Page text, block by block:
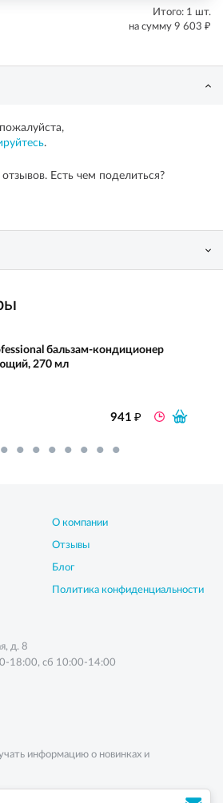
Итого: 1 шт.
на сумму 9 603 ₽
.
Есть чем поделиться?
бальзам-кондиционер
270 мл
941₽
О компании
Отзывы
Блог
Политика конфиденциальности
д. 8
18:00, сб 10:00-14:00
информацию о новинках и